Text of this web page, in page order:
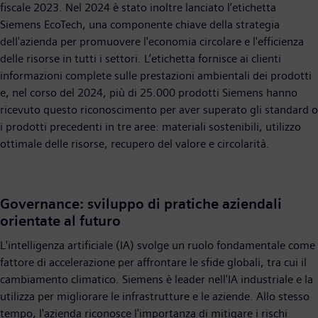
fiscale 2023. Nel 2024 è stato inoltre lanciato l’etichetta
Siemens EcoTech, una componente chiave della strategia
dell'azienda per promuovere l'economia circolare e l'efficienza
delle risorse in tutti i settori. L’etichetta fornisce ai clienti
informazioni complete sulle prestazioni ambientali dei prodotti
e, nel corso del 2024, più di 25.000 prodotti Siemens hanno
ricevuto questo riconoscimento per aver superato gli standard o
i prodotti precedenti in tre aree: materiali sostenibili, utilizzo
ottimale delle risorse, recupero del valore e circolarità.
Governance: sviluppo di pratiche aziendali
orientate al futuro
L'intelligenza artificiale (IA) svolge un ruolo fondamentale come
fattore di accelerazione per affrontare le sfide globali, tra cui il
cambiamento climatico. Siemens è leader nell'IA industriale e la
utilizza per migliorare le infrastrutture e le aziende. Allo stesso
tempo, l'azienda riconosce l'importanza di mitigare i rischi